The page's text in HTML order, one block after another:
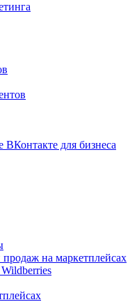
для бизнеса
на маркетплейсах